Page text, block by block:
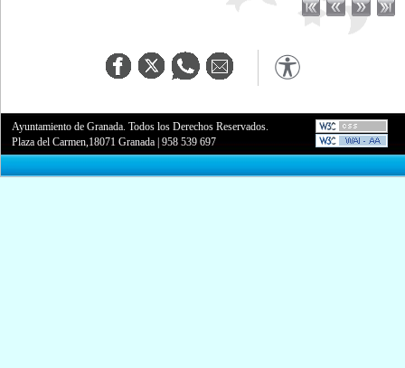
Ayuntamiento de Granada. Todos los Derechos Reservados.
Plaza del Carmen,18071 Granada |958 539 697